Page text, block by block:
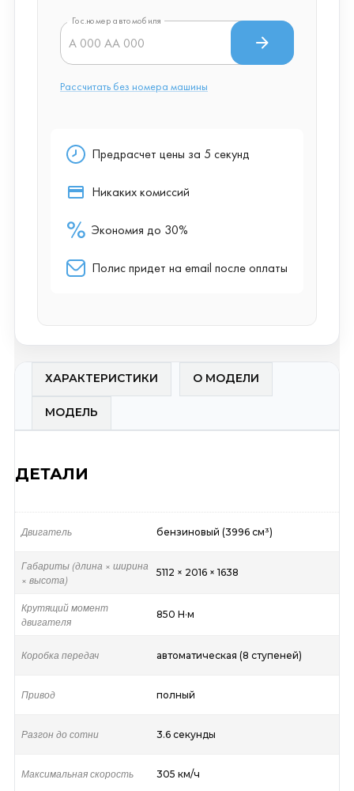
ХАРАКТЕРИСТИКИ О МОДЕЛИ
МОДЕЛЬ
ДЕТАЛИ
Двигатель бензиновый (3996 см³)
Габариты (длина × ширина
× высота)
5112 × 2016 × 1638
Крутящий момент
двигателя
850 Н·м
Коробка передач автоматическая (8 ступеней)
Привод полный
Разгон до сотни 3.6 секунды
Максимальная скорость 305 км/ч